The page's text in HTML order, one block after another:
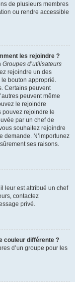
de plusieurs membres
ou rendre accessible
les rejoindre ?
Groupes d’utilisateurs
rejoindre un des
bouton approprié.
Certains peuvent
peuvent même
le rejoindre
pouvez rejoindre le
par un chef de
souhaitez rejoindre
demande. N’importunez
ses raisons.
leur est attribué un chef
contactez
privé.
couleur différente ?
d’un groupe pour les